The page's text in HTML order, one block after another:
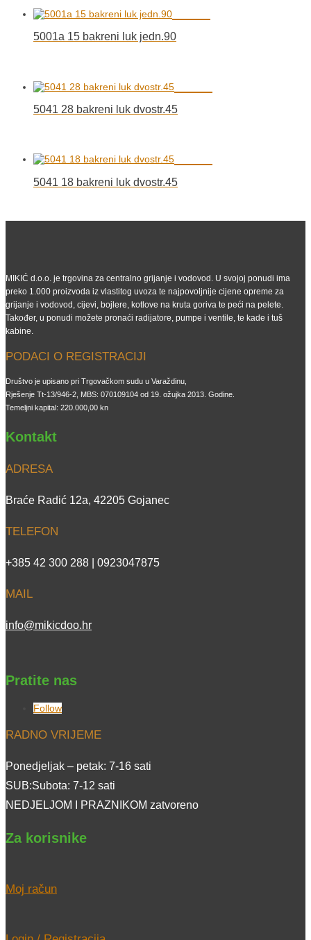
5001a 15 bakreni luk jedn.90
5041 28 bakreni luk dvostr.45
5041 18 bakreni luk dvostr.45
MIKIĆ d.o.o. je trgovina za centralno grijanje i vodovod. U svojoj ponudi ima
preko 1.000 proizvoda iz vlastitog uvoza te najpovoljnije cijene opreme za
grijanje i vodovod, cijevi, bojlere, kotlove na kruta goriva te peći na pelete.
Također, u ponudi možete pronaći radijatore, pumpe i ventile, te kade i tuš
kabine.
PODACI O REGISTRACIJI
Društvo je upisano pri Trgovačkom sudu u Varaždinu,
Rješenje Tt-13/946-2, MBS: 070109104 od 19. ožujka 2013. Godine.
Temeljni kapital: 220.000,00 kn
Kontakt
ADRESA
Braće Radić 12a, 42205 Gojanec
TELEFON
+385 42 300 288 | 0923047875
MAIL
info@mikicdoo.hr
Pratite nas
Follow
RADNO VRIJEME
Ponedjeljak – petak: 7-16 sati
SUB:Subota: 7-12 sati
NEDJELJOM I PRAZNIKOM zatvoreno
Za korisnike
Moj račun